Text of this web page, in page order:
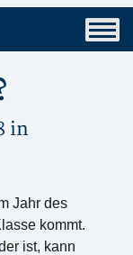
in
Jahr des
kommt.
ist, kann